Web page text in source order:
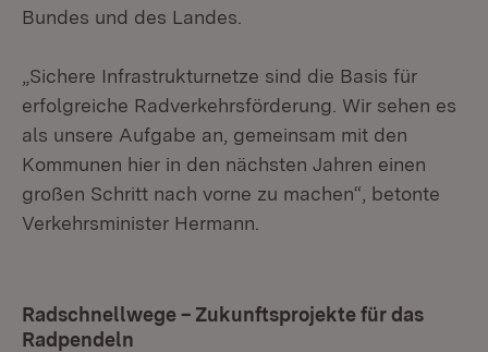
Bundes und des Landes.
„Sichere Infrastrukturnetze sind die Basis für
erfolgreiche Radverkehrsförderung. Wir sehen es
als unsere Aufgabe an, gemeinsam mit den
Kommunen hier in den nächsten Jahren einen
großen Schritt nach vorne zu machen“, betonte
Verkehrsminister Hermann.
Radschnellwege – Zukunftsprojekte für das
Radpendeln